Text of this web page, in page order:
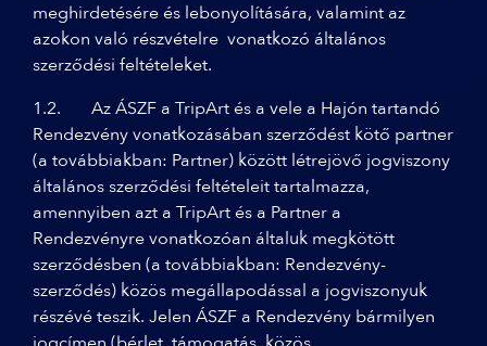
meghirdetésére és lebonyolítására, valamint az
azokon való részvételre vonatkozó általános
szerződési feltételeket.
1.2. Az ÁSZF a TripArt és a vele a Hajón tartandó
Rendezvény vonatkozásában szerződést kötő partner
(a továbbiakban: Partner) között létrejövő jogviszony
általános szerződési feltételeit tartalmazza,
amennyiben azt a TripArt és a Partner a
Rendezvényre vonatkozóan általuk megkötött
szerződésben (a továbbiakban: Rendezvény-
szerződés) közös megállapodással a jogviszonyuk
részévé teszik. Jelen ÁSZF a Rendezvény bármilyen